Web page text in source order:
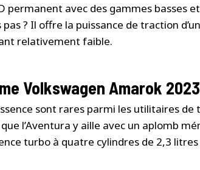
permanent avec des gammes basses
? Il offre la puissance de traction
relativement faible.
Volkswagen Amarok 2023
sont rares parmi les utilitaires de
l’Aventura y aille avec un aplomb
turbo à quatre cylindres de 2,3